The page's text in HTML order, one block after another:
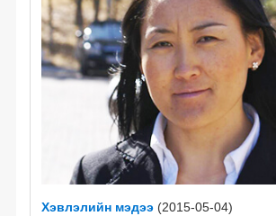
Хэвлэлийн мэдээ(2015-05-04)